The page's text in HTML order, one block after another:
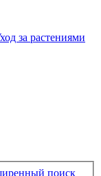
за растениями
поиск